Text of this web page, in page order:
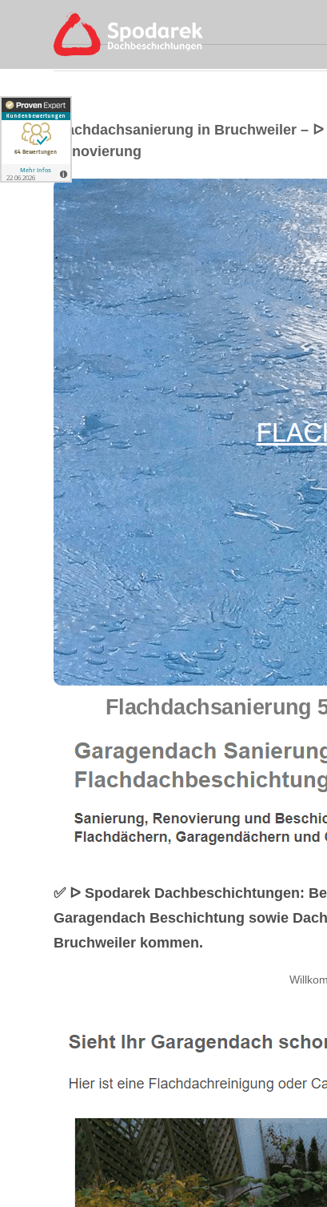
Flachdachsanierung in Bruchweiler –
Renovierung
Flachdachsanierung
✅ ᐅ Spodarek Dachbeschichtungen:
Garagendach Beschichtung sowie
Bruchweiler kommen.